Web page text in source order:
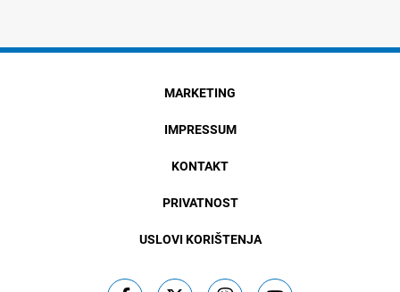
MARKETING
IMPRESSUM
KONTAKT
PRIVATNOST
USLOVI KORIŠTENJA